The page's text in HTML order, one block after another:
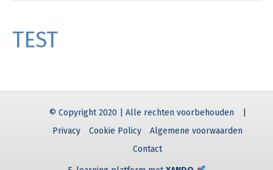
TEST
© Copyright 2020 | Alle rechten voorbehouden
Privacy
Cookie Policy
Algemene voorwaarden
Contact